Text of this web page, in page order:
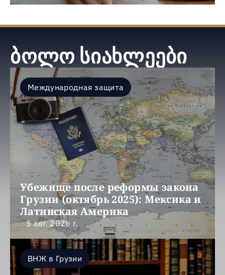
ბოლო სიახლეები
Международная защита
Убежище после реформы закона
Грузии (октябрь 2025): Мексика и
Латинская Америка
5 авг. 2026 г.
ВНЖ в Грузии